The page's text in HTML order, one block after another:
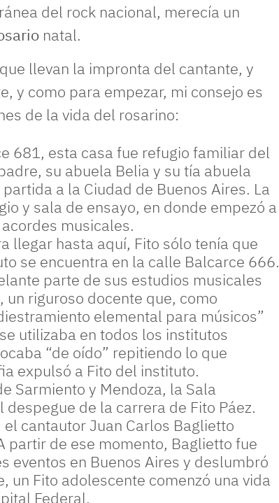
del rock nacional, merecía un
natal.
llevan la impronta del cantante, y
y como para empezar, mi consejo es
de la vida del rosarino:
681, esta casa fue refugio familiar del
su abuela Belia y su tía abuela
a la Ciudad de Buenos Aires. La
y sala de ensayo, en donde empezó a
musicales.
llegar hasta aquí, Fito sólo tenía que
se encuentra en la calle Balcarce 666.
parte de sus estudios musicales
riguroso docente que, como
elemental para músicos”
utilizaba en todos los institutos
“de oído” repitiendo lo que
expulsó a Fito del instituto.
Sarmiento y Mendoza, la Sala
de la carrera de Fito Páez.
cantautor Juan Carlos Baglietto
partir de ese momento, Baglietto fue
eventos en Buenos Aires y deslumbró
un Fito adolescente comenzó una vida
Federal.